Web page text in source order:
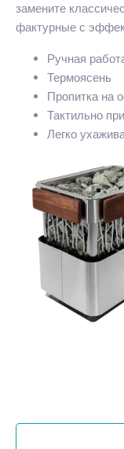
замените
фактурные с
Ручная
Термоясень
Пропитка на
Тактильно
Легко